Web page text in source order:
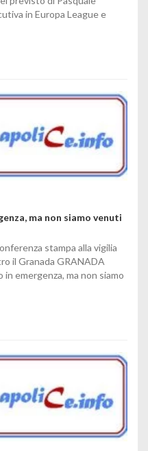
in Europa League e
ma non siamo venuti
stampa alla vigilia
il Granada GRANADA
in emergenza, ma non siamo